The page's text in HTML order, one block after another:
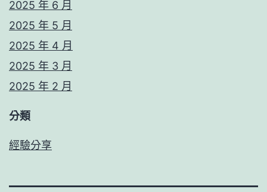
2025 年 6 月
2025 年 5 月
2025 年 4 月
2025 年 3 月
2025 年 2 月
分類
經驗分享